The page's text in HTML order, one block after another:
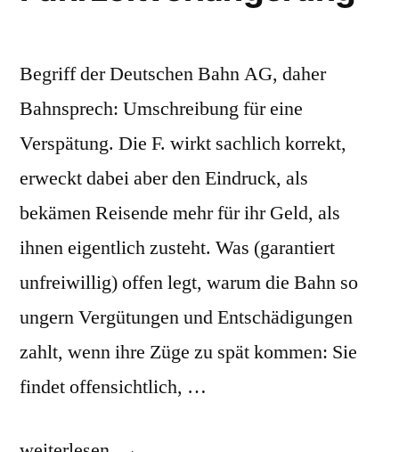
Begriff der Deutschen Bahn AG, daher
Bahnsprech: Umschreibung für eine
Verspätung. Die F. wirkt sachlich korrekt,
erweckt dabei aber den Eindruck, als
bekämen Reisende mehr für ihr Geld, als
ihnen eigentlich zusteht. Was (garantiert
unfreiwillig) offen legt, warum die Bahn so
ungern Vergütungen und Entschädigungen
zahlt, wenn ihre Züge zu spät kommen: Sie
findet offensichtlich, …